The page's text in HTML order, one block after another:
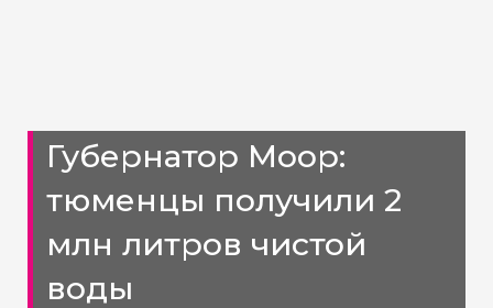
Губернатор Моор:
тюменцы получили 2
млн литров чистой
воды